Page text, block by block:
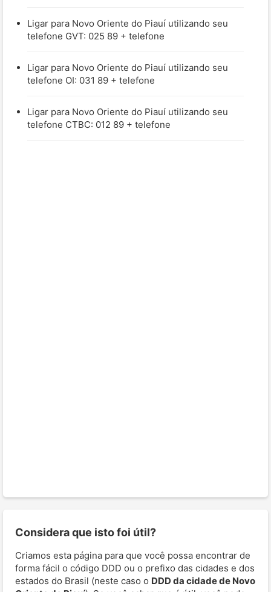
Ligar para Novo Oriente do Piauí utilizando seu
telefone GVT: 025 89 + telefone
Ligar para Novo Oriente do Piauí utilizando seu
telefone OI: 031 89 + telefone
Ligar para Novo Oriente do Piauí utilizando seu
telefone CTBC: 012 89 + telefone
Considera que isto foi útil?
Criamos esta página para que você possa encontrar de
forma fácil o código DDD ou o prefixo das cidades e dos
estados do Brasil (neste caso o DDD da cidade de Novo